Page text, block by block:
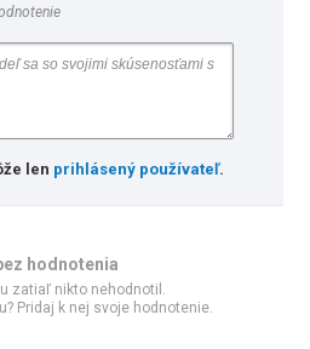
len prihlásený používateľ.
hodnotenia
zatiaľ nikto nehodnotil.
Pridaj k nej svoje hodnotenie.